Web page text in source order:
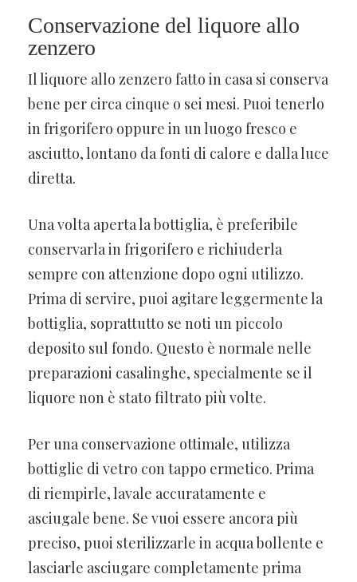
Conservazione del liquore allo
zenzero
Il liquore allo zenzero fatto in casa si conserva
bene per circa cinque o sei mesi. Puoi tenerlo
in frigorifero oppure in un luogo fresco e
asciutto, lontano da fonti di calore e dalla luce
diretta.
Una volta aperta la bottiglia, è preferibile
conservarla in frigorifero e richiuderla
sempre con attenzione dopo ogni utilizzo.
Prima di servire, puoi agitare leggermente la
bottiglia, soprattutto se noti un piccolo
deposito sul fondo. Questo è normale nelle
preparazioni casalinghe, specialmente se il
liquore non è stato filtrato più volte.
Per una conservazione ottimale, utilizza
bottiglie di vetro con tappo ermetico. Prima
di riempirle, lavale accuratamente e
asciugale bene. Se vuoi essere ancora più
preciso, puoi sterilizzarle in acqua bollente e
lasciarle asciugare completamente prima